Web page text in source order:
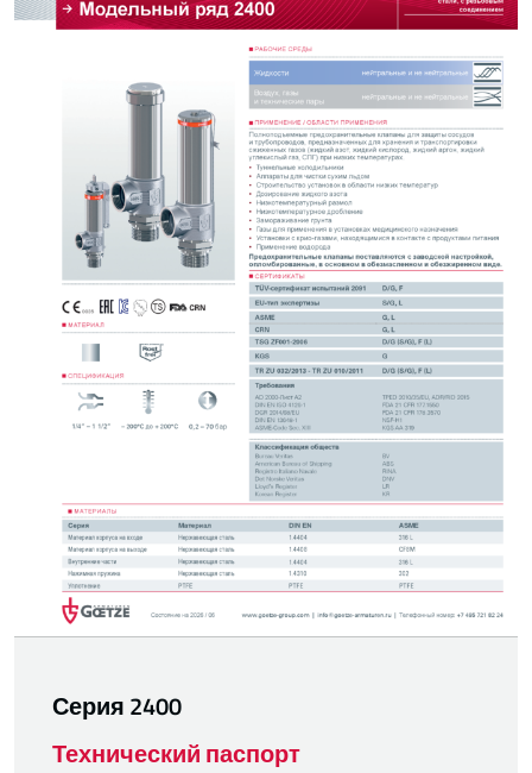
Серия 2400
Технический паспорт